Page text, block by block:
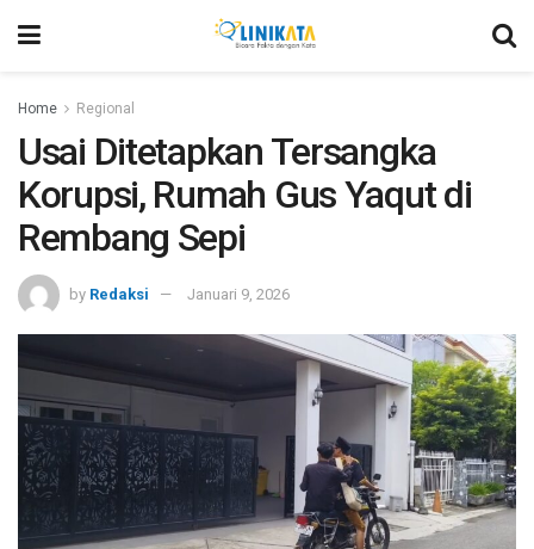
Home Regional
Usai Ditetapkan Tersangka
Korupsi, Rumah Gus Yaqut di
Rembang Sepi
by Redaksi Januari 9, 2026